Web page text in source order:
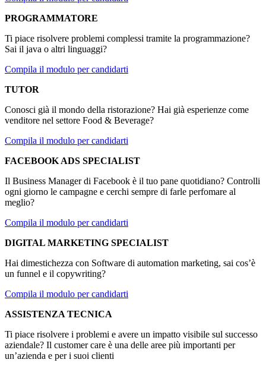
PROGRAMMATORE
Ti piace risolvere problemi complessi tramite la programmazione?
Sai il java o altri linguaggi?
Compila il modulo per candidarti
TUTOR
Conosci già il mondo della ristorazione? Hai già esperienze come
venditore nel settore Food & Beverage?
Compila il modulo per candidarti
FACEBOOK ADS SPECIALIST
Il Business Manager di Facebook è il tuo pane quotidiano? Controlli
ogni giorno le campagne e cerchi sempre di farle perfomare al
meglio?
Compila il modulo per candidarti
DIGITAL MARKETING SPECIALIST
Hai dimestichezza con Software di automation marketing, sai cos’è
un funnel e il copywriting?
Compila il modulo per candidarti
ASSISTENZA TECNICA
Ti piace risolvere i problemi e avere un impatto visibile sul successo
aziendale? Il customer care è una delle aree più importanti per
un’azienda e per i suoi clienti